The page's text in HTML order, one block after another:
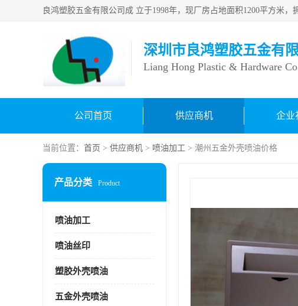
深圳市良鸿塑胶五金有
Liang Hong Plastic & Hardware
公司首页 供应商机 企业
当前位置： 首页 > 供应商机 > 喷油加工 > 潮州五金外壳喷油价格
产品分类 Product
喷油加工
喷油丝印
塑胶外壳喷油
五金外壳喷油